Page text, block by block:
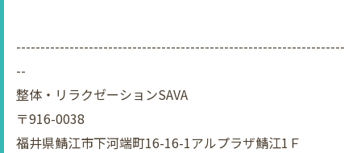
--------------------------------------------------------------------
--
整体・リラクゼーションSAVA
〒916-0038
福井県鯖江市下河端町16-16-1アルプラザ鯖江1Ｆ